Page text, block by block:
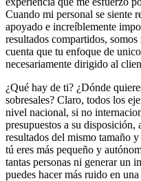
Cuando mi personal se siente
apoyado e increíblemente
resultados compartidos,
cuenta que tu enfoque de
necesariamente dirigido al
¿Qué hay de ti? ¿Dónde
sobresales? Claro, todos los
nivel nacional, si no
presupuestos a su disposición,
resultados del mismo tamaño
tú eres más pequeño y
tantas personas ni generar un
puedes hacer más ruido en